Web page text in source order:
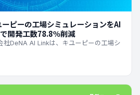
ピーの工場シミュレーションをAI
開発工数78.8％削減
DeNA AI Linkは、キユーピーの工場シ